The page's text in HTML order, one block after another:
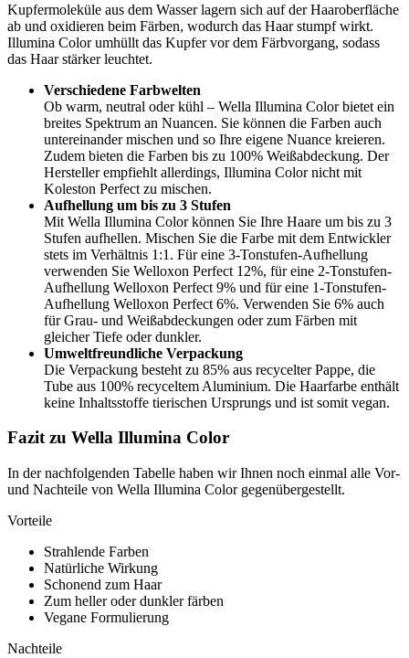
Kupfermoleküle aus dem Wasser lagern sich auf der Haaroberfläche
ab und oxidieren beim Färben, wodurch das Haar stumpf wirkt.
Illumina Color umhüllt das Kupfer vor dem Färbvorgang, sodass
das Haar stärker leuchtet.
Verschiedene Farbwelten
Ob warm, neutral oder kühl – Wella Illumina Color bietet ein
breites Spektrum an Nuancen. Sie können die Farben auch
untereinander mischen und so Ihre eigene Nuance kreieren.
Zudem bieten die Farben bis zu 100% Weißabdeckung. Der
Hersteller empfiehlt allerdings, Illumina Color nicht mit
Koleston Perfect zu mischen.
Aufhellung um bis zu 3 Stufen
Mit Wella Illumina Color können Sie Ihre Haare um bis zu 3
Stufen aufhellen. Mischen Sie die Farbe mit dem Entwickler
stets im Verhältnis 1:1. Für eine 3-Tonstufen-Aufhellung
verwenden Sie Welloxon Perfect 12%, für eine 2-Tonstufen-
Aufhellung Welloxon Perfect 9% und für eine 1-Tonstufen-
Aufhellung Welloxon Perfect 6%. Verwenden Sie 6% auch
für Grau- und Weißabdeckungen oder zum Färben mit
gleicher Tiefe oder dunkler.
Umweltfreundliche Verpackung
Die Verpackung besteht zu 85% aus recycelter Pappe, die
Tube aus 100% recyceltem Aluminium. Die Haarfarbe enthält
keine Inhaltsstoffe tierischen Ursprungs und ist somit vegan.
Fazit zu Wella Illumina Color
In der nachfolgenden Tabelle haben wir Ihnen noch einmal alle Vor-
und Nachteile von Wella Illumina Color gegenübergestellt.
Vorteile
Strahlende Farben
Natürliche Wirkung
Schonend zum Haar
Zum heller oder dunkler färben
Vegane Formulierung
Nachteile